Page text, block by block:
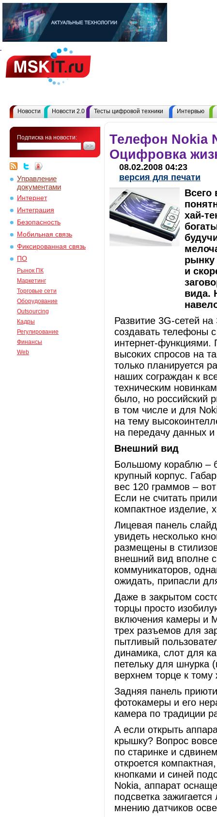
Новости Новости 2.0 Тесты цифровой техники Интервью
Подписка на новости:
Управление
документами
Интернет
Интеграция
Безопасность
Мобильная связь
Фиксированная связь
ПО
Рынок ПК
Маркетинг
Торговые сети
Оборудование
Outsourcing
Кадры
Регулирование
Финансы
Web
Телефон Nokia
Оцифровка
08.02.2008 04:23
версия для печати
Всего
хай-
и
вида.
Развитие 3G-сетей
создавать телефоны
интернет-функциями.
высоких спросов на
только планируется
наших сограждан к
техническим
было, но российский
в том числе и для
на тему
на передачу данных и
Внешний вид
Большому кораблю –
крупный корпус.
вес 120 граммов –
Если не считать
компактное изделие,
Лицевая панель
увидеть несколько
размещены в
внешний вид вполне
коммуникаторов,
ожидать, припасли
Даже в закрытом
торцы просто
включения камеры и
трех разъемов для
пытливый
динамика, слот для
петельку для шнурка
верхнем торце к
Задняя панель
фотокамеры и его
камера по традиции
А если открыть
крышку? Вопрос
по старинке и
откроется
кнопками и синей
Nokia, аппарат
подсветка
мнению датчиков